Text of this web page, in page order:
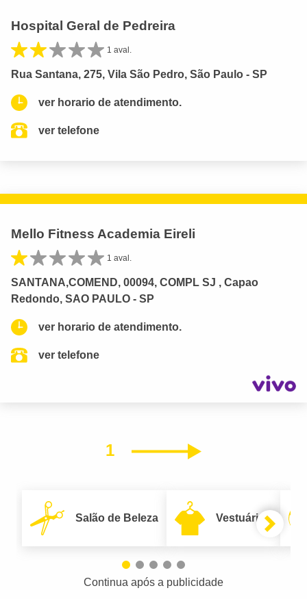
Hospital Geral de Pedreira
1 aval.
Rua Santana, 275, Vila São Pedro, São Paulo - SP
ver horario de atendimento.
ver telefone
Mello Fitness Academia Eireli
1 aval.
SANTANA,COMEND, 00094, COMPL SJ , Capao
Redondo, SAO PAULO - SP
ver horario de atendimento.
ver telefone
1 Próximo
Salão de Beleza Vestuário
Continua após a publicidade